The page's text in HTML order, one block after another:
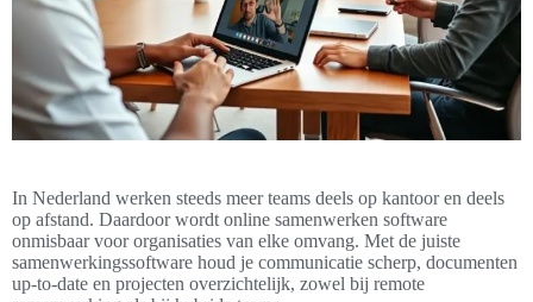
In Nederland werken steeds meer teams deels op kantoor en deels
op afstand. Daardoor wordt online samenwerken software
onmisbaar voor organisaties van elke omvang. Met de juiste
samenwerkingssoftware houd je communicatie scherp, documenten
up-to-date en projecten overzichtelijk, zowel bij remote